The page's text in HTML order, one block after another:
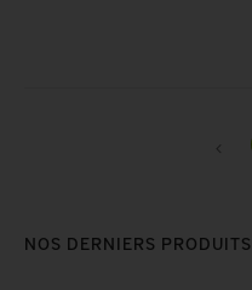
NOS DERNIERS PRODUITS